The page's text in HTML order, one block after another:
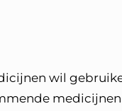
wil